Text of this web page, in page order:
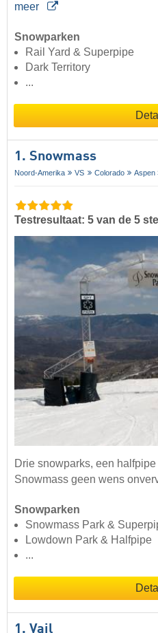
meer
Snowparken
Rail Yard & Superpipe
Dark Territory
...
1. Snowmass
Noord-Amerika VS Colorado Aspen
Testresultaat: 5 van de 5
Drie snowparks, een
Snowmass geen wens
Snowparken
Snowmass Park &
Lowdown Park & Halfpipe
...
1. Vail